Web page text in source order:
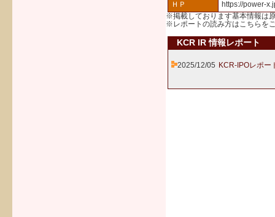
ＨＰ
https://power-
※掲載しております基本情報は
※レポートの読み方はこちら を
KCR IR 情報レポート
2025/12/05 KCR-IPOレポー